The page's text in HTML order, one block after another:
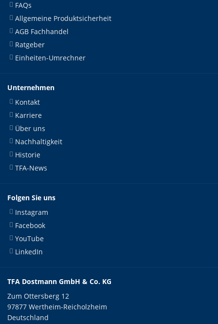
FAQs
Allgemeine Produktsicherheit
AGB Fachhandel
Ratgeber
Einheiten-Umrechner
Unternehmen
Kontakt
Karriere
Über uns
Nachhaltigkeit
Historie
TFA-News
Folgen Sie uns
Instagram
Facebook
YouTube
LinkedIn
TFA Dostmann GmbH & Co. KG
Zum Ottersberg 12
97877 Wertheim-Reicholzheim
Deutschland